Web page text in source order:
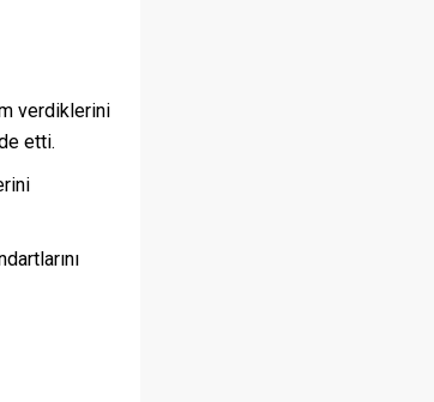
verdiklerini
etti.